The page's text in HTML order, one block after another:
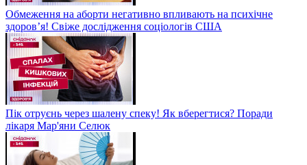
Обмеження на аборти негативно впливають на психічне
здоров’я! Свіже дослідження соціологів США
Пік отруєнь через шалену спеку! Як вберегтися? Поради
лікаря Мар'яни Селюк